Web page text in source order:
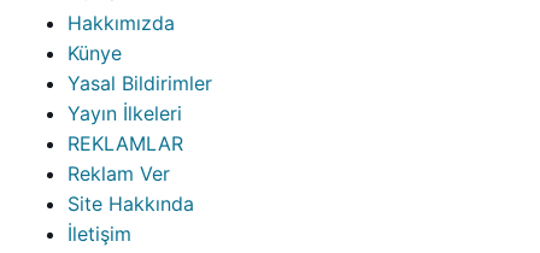
Hakkımızda
Künye
Yasal Bildirimler
Yayın İlkeleri
REKLAMLAR
Reklam Ver
Site Hakkında
İletişim